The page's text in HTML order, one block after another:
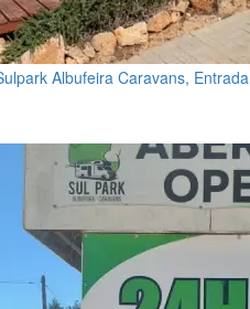
Albufeira Caravans, Entrada